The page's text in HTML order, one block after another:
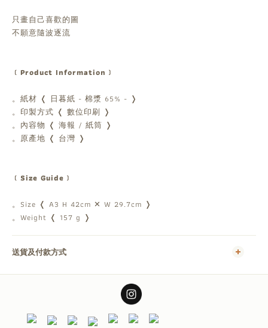
只畫自己喜歡的圖
不願意隨波逐流
﹝Product Information﹞
。紙材 ❬ 日暮紙 - 棉漿 65% - ❭
。印製方式 ❬ 數位印刷 ❭
。內容物 ❬ 海報 / 紙筒 ❭
。原產地 ❬ 台灣 ❭
﹝Size Guide﹞
。Size ❬ A3 H 42cm ✕ W 29.7cm ❭
。Weight ❬ 157 g ❭
送貨及付款方式